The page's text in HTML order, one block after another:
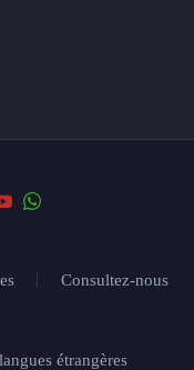
Consultez-nous
étrangères